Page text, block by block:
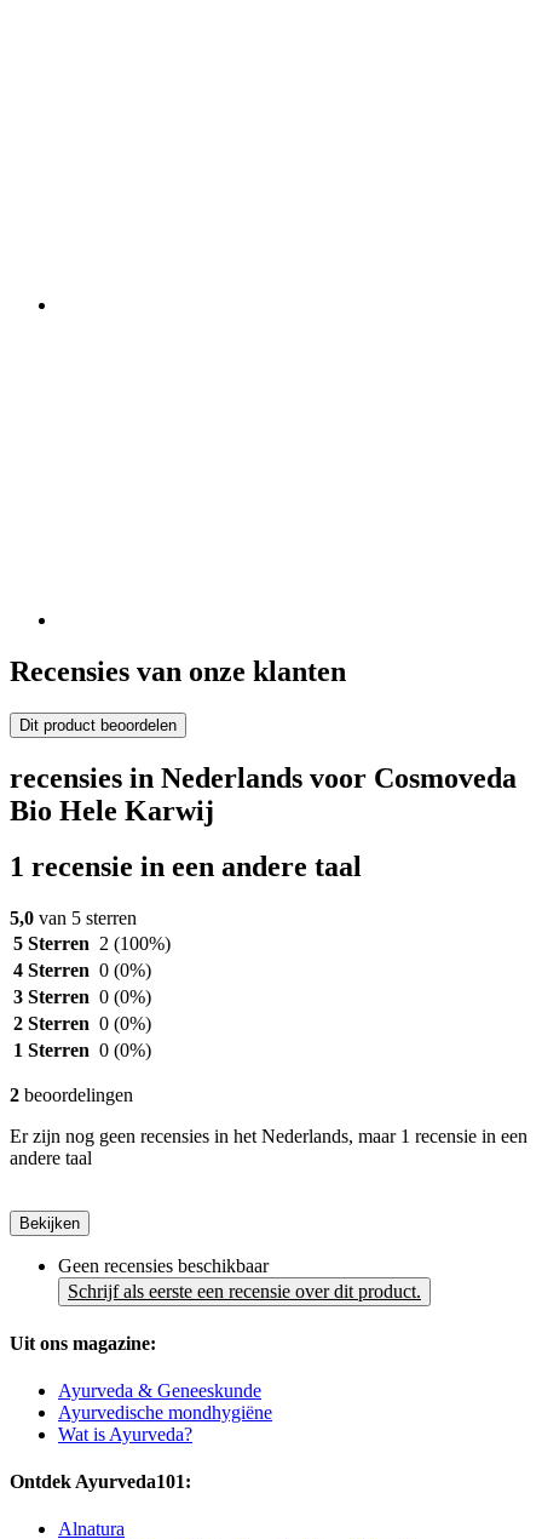
Recensies van onze klanten
Dit product beoordelen
recensies in Nederlands voor Cosmoveda
Bio Hele Karwij
1 recensie in een andere taal
5,0 van 5 sterren
5 Sterren 2 (100%)
4 Sterren 0 (0%)
3 Sterren 0 (0%)
2 Sterren 0 (0%)
1 Sterren 0 (0%)
2 beoordelingen
Er zijn nog geen recensies in het Nederlands, maar 1 recensie in een
andere taal
Bekijken
Geen recensies beschikbaar
Schrijf als eerste een recensie over dit product.
Uit ons magazine:
Ayurveda & Geneeskunde
Ayurvedische mondhygiëne
Wat is Ayurveda?
Ontdek Ayurveda101:
Alnatura